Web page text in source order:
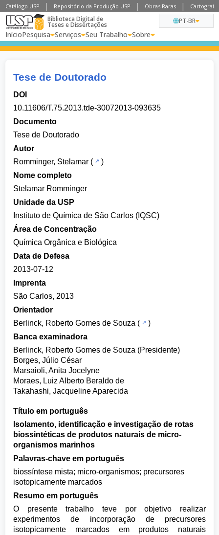
Catálogo USP Repositório da Produção USP Obras Raras
Biblioteca Digital de
Teses e Dissertações
InícioPesquisa Serviços Seu Trabalho Sobre
PT-BR
Tese de Doutorado
DOI
10.11606/T.75.2013.tde-30072013-093635
Documento
Tese de Doutorado
Autor
Romminger, Stelamar (
)
Nome completo
Stelamar Romminger
Unidade da USP
Instituto de Química de São Carlos (IQSC)
Área de Concentração
Química Orgânica e Biológica
Data de Defesa
2013-07-12
Imprenta
São Carlos, 2013
Orientador
Berlinck, Roberto Gomes de Souza (
)
Banca examinadora
Berlinck, Roberto Gomes de Souza (Presidente)
Borges, Júlio César
Marsaioli, Anita Jocelyne
Moraes, Luiz Alberto Beraldo de
Takahashi, Jacqueline Aparecida
Título em português
Isolamento, identificação e investigação de rotas
biossintéticas de produtos naturais de micro-
organismos marinhos
Palavras-chave em português
biossíntese mista; micro-organismos; precursores
isotopicamente marcados
Resumo em português
O presente trabalho teve por objetivo realizar
experimentos de incorporação de precursores
isotopicamente marcados em produtos naturais